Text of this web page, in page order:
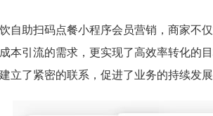
自助扫码点餐小程序会员营销，商家不
本引流的需求，更实现了高效率转化的
立了紧密的联系，促进了业务的持续发展